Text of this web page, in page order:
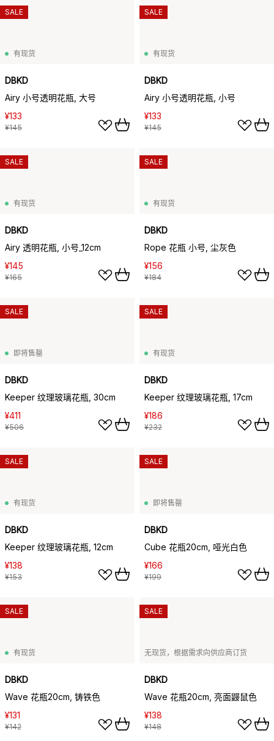
有现货
DBKD
Airy 小号透明花瓶, 大号
¥133
¥145
SALE
有现货
DBKD
Airy 小号透明花瓶, 小号
¥133
¥145
SALE
有现货
DBKD
Airy 透明花瓶, 小号_12cm
¥145
¥165
SALE
有现货
DBKD
Rope 花瓶 小号, 尘灰色
¥156
¥184
SALE
即将售罄
DBKD
Keeper 纹理玻璃花瓶, 30cm
¥411
¥506
SALE
有现货
DBKD
Keeper 纹理玻璃花瓶, 17cm
¥186
¥232
SALE
有现货
DBKD
Keeper 纹理玻璃花瓶, 12cm
¥138
¥153
SALE
即将售罄
DBKD
Cube 花瓶20cm, 哑光白色
¥166
¥199
SALE
有现货
DBKD
Wave 花瓶20cm, 铸铁色
¥131
¥142
SALE
无现货，根据需求向供应商订货
DBKD
Wave 花瓶20cm, 亮面鼹鼠色
¥138
¥148
SALE